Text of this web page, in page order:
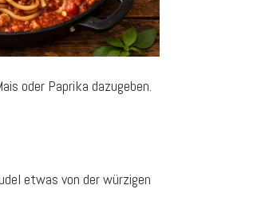
oder Paprika dazugeben.
etwas von der würzigen